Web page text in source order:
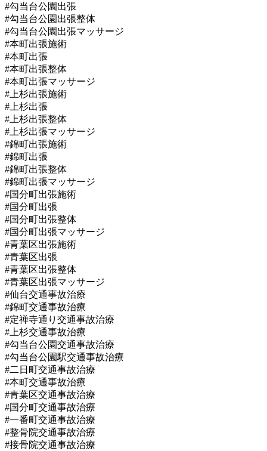
#勾当台公園出張
#勾当台公園出張整体
#勾当台公園出張マッサージ
#本町出張施術
#本町出張
#本町出張整体
#本町出張マッサージ
#上杉出張施術
#上杉出張
#上杉出張整体
#上杉出張マッサージ
#錦町出張施術
#錦町出張
#錦町出張整体
#錦町出張マッサージ
#国分町出張施術
#国分町出張
#国分町出張整体
#国分町出張マッサージ
#青葉区出張施術
#青葉区出張
#青葉区出張整体
#青葉区出張マッサージ
#仙台交通事故治療
#錦町交通事故治療
#定禅寺通り交通事故治療
#上杉交通事故治療
#勾当台公園交通事故治療
#勾当台公園駅交通事故治療
#二日町交通事故治療
#本町交通事故治療
#青葉区交通事故治療
#国分町交通事故治療
#一番町交通事故治療
#整骨院交通事故治療
#接骨院交通事故治療